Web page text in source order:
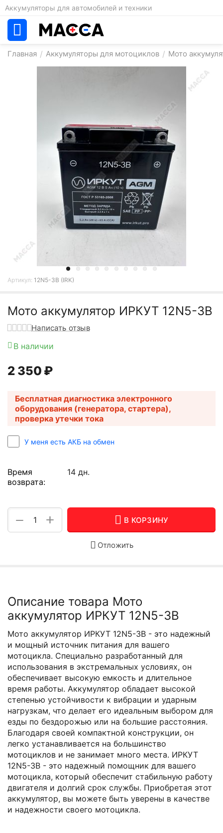
Аккумуляторы для автомобилей и техники
Главная / Аккумуляторы для мотоциклов / Мото
Артикул: 12N5-3B (IRK)
Мото аккумулятор ИРКУТ 12N5-3B
Написать отзыв
В наличии
2 350 ₽
Бесплатная диагностика электронного
оборудования (генератора, стартера),
проверка утечки тока
У меня есть АКБ на обмен
Время
возврата:
14 дн.
+
− В КОРЗИНУ
Отложить
Описание товара Мото
аккумулятор ИРКУТ 12N5-3B
Мото аккумулятор ИРКУТ 12N5-3B - это надежный
и мощный источник питания для вашего
мотоцикла. Специально разработанный для
использования в экстремальных условиях, он
обеспечивает высокую емкость и длительное
время работы. Аккумулятор обладает высокой
степенью устойчивости к вибрации и ударным
нагрузкам, что делает его идеальным выбором для
езды по бездорожью или на большие расстояния.
Благодаря своей компактной конструкции, он
легко устанавливается на большинство
мотоциклов и не занимает много места. ИРКУТ
12N5-3B - это надежный помощник для вашего
мотоцикла, который обеспечит стабильную работу
двигателя и долгий срок службы. Приобретая этот
аккумулятор, вы можете быть уверены в качестве
и надежности своего мотоцикла.